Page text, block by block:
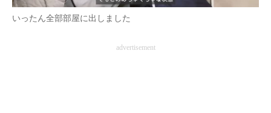
いったん全部部屋に出しました
advertisement